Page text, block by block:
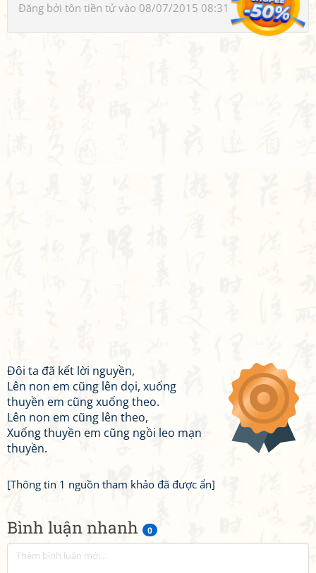
Bình luận nhanh 0
Đăng bởi tôn tiền tửvào 08/07/2015 08:31
Đôi ta đã kết lời nguyền,
Lên non em cũng lên dọi, xuống
thuyền em cũng xuống theo.
Lên non em cũng lên theo,
Xuống thuyền em cũng ngồi leo mạn
thuyền.
[Thông tin 1 nguồn tham khảo đã được ẩn]